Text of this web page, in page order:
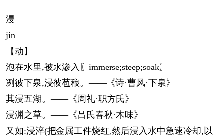
浸
jìn
【动】
泡在水里,被水渗入〖immerse;steep;soak〗
冽彼下泉,浸彼苞稂。——《诗·曹风·下泉》
其浸五湖。——《周礼·职方氏》
浸渊之草。——《吕氏春秋·木味》
又如:浸淬(把金属工件烧红,然后浸入水中急速冷却,以